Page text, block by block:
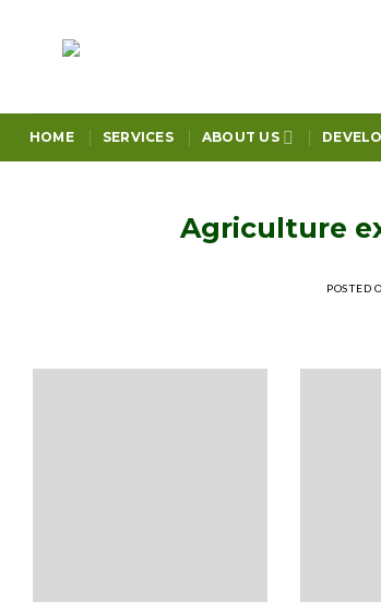
HOME SERVICES ABOUT US
Agriculture
POSTED